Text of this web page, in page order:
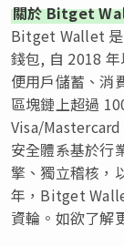
關於 Bitget
Bitget Wallet 是
錢包, 自 2018
便用戶儲蓄、消
區塊鏈上超過
Visa/
安全體系基於行
擎、獨立稽核，
年，Bitget
資輪。如欲了解